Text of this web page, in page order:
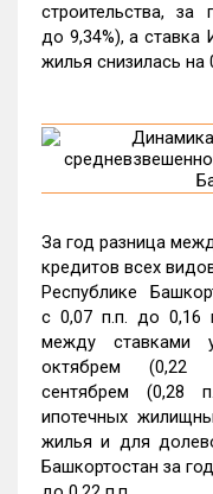
строительства,
до 9,34%), а
жилья снизилась на
За год разница
кредитов всех
Республике
с 0,07 п.п. до 0,16
между ставками
октябрем
сентябрем (0,28
ипотечных
жилья и для
Башкортостан за